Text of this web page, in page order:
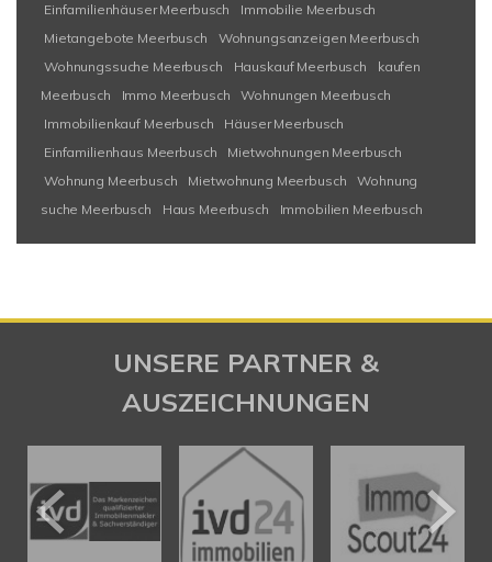
Einfamilienhäuser Meerbusch
Immobilie Meerbusch
Mietangebote Meerbusch
Wohnungsanzeigen Meerbusch
Wohnungssuche Meerbusch
Hauskauf Meerbusch
kaufen
Meerbusch
Immo Meerbusch
Wohnungen Meerbusch
Immobilienkauf Meerbusch
Häuser Meerbusch
Einfamilienhaus Meerbusch
Mietwohnungen Meerbusch
Wohnung Meerbusch
Mietwohnung Meerbusch
Wohnung
suche Meerbusch
Haus Meerbusch Immobilien Meerbusch
UNSERE PARTNER &
AUSZEICHNUNGEN